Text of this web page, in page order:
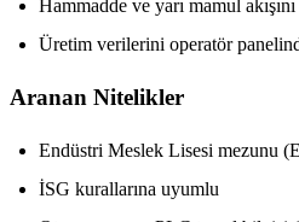
Hammadde ve yarı mamul
Üretim verilerini operatör
Aranan Nitelikler
Endüstri Meslek Lisesi mezunu
İSG kurallarına uyumlu